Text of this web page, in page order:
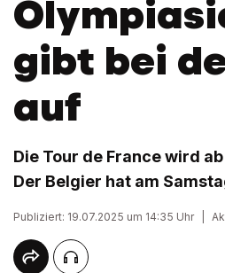
gibt bei
auf
Die Tour de France wird
Der Belgier hat am
Publiziert: 19.07.2025 um 14:35 Uhr